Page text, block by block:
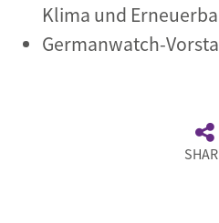
Klima und
Germanwatch-